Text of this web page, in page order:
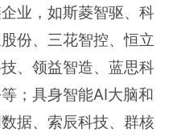
业，如斯菱智驱、科
份、三花智控、恒立
、领益智造、蓝思科
；具身智能AI大脑和
据、索辰科技、群核